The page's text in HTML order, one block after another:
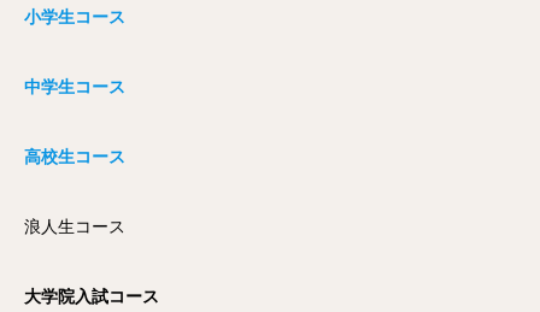
小学生コース
中学生コース
高校生コース
浪人生コース
大学院入試コース